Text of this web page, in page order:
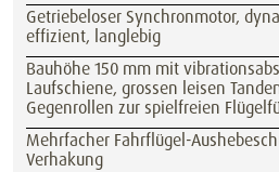
Getriebeloser Synchronmotor,
effizient, langlebig
Bauhöhe 150 mm mit
Laufschiene, grossen leisen
Gegenrollen zur spielfreien
Mehrfacher Fahrflügel-
Verhakung